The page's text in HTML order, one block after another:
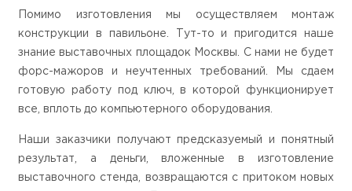
Помимо изготовления мы осуществляем монтаж
конструкции в павильоне. Тут-то и пригодится наше
знание выставочных площадок Москвы. С нами не будет
форс-мажоров и неучтенных требований. Мы сдаем
готовую работу под ключ, в которой функционирует
все, вплоть до компьютерного оборудования.
Наши заказчики получают предсказуемый и понятный
результат, а деньги, вложенные в изготовление
выставочного стенда, возвращаются с притоком новых